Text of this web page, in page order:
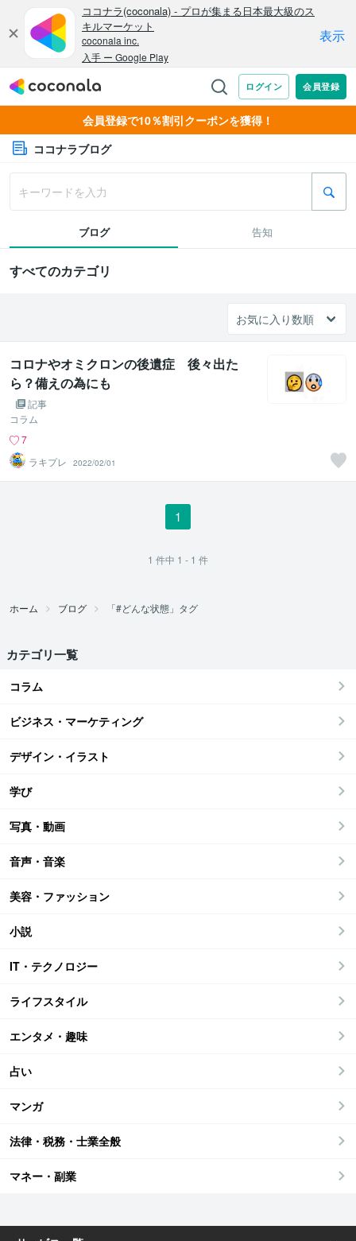
会員登録で10％割引クーポンを獲得！
ココナラブログ
ブログ 告知
すべてのカテゴリ
コロナやオミクロンの後遺症 後々出た
ら？備えの為にも
記事
コラム
7
ラキプレ
2022/02/01
1
1 件中 1 - 1 件
ホーム ブログ 「#どんな状態」タグ
カテゴリ一覧
コラム
ビジネス・マーケティング
デザイン・イラスト
学び
写真・動画
音声・音楽
美容・ファッション
小説
IT・テクノロジー
ライフスタイル
エンタメ・趣味
占い
マンガ
法律・税務・士業全般
マネー・副業